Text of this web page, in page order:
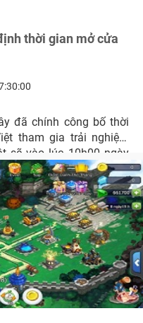
thời gian mở cửa
đã chính công bố thời
tham gia trải nghiệm
sẽ vào lúc 10h00 ngày